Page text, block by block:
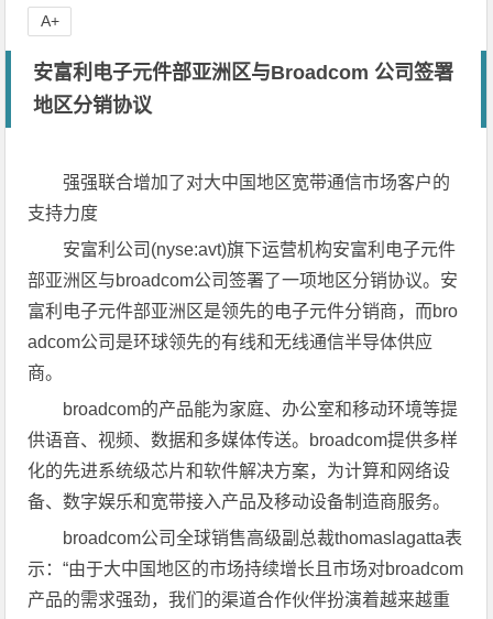
安富利电子元件部亚洲区与Broadcom 公司签署
地区分销协议
强强联合增加了对大中国地区宽带通信市场客户的
支持力度
安富利公司(nyse:avt)旗下运营机构安富利电子元件
部亚洲区与broadcom公司签署了一项地区分销协议。安
富利电子元件部亚洲区是领先的电子元件分销商，而bro
adcom公司是环球领先的有线和无线通信半导体供应
商。
broadcom的产品能为家庭、办公室和移动环境等提
供语音、视频、数据和多媒体传送。broadcom提供多样
化的先进系统级芯片和软件解决方案，为计算和网络设
备、数字娱乐和宽带接入产品及移动设备制造商服务。
broadcom公司全球销售高级副总裁thomaslagatta表
示：“由于大中国地区的市场持续增长且市场对broadcom
产品的需求强劲，我们的渠道合作伙伴扮演着越来越重
A+